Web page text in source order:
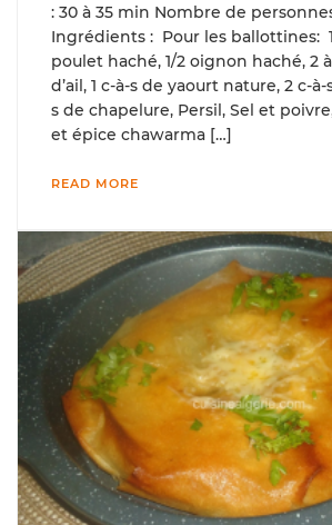
: 30 à 35 min Nombre de
Ingrédients : Pour les ballottines:
poulet haché, 1/2 oignon haché, 2
d’ail, 1 c-à-s de yaourt nature, 2 c-à-
s de chapelure, Persil, Sel et
et épice chawarma […]
READ MORE